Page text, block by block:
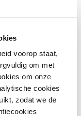
voorop staat,
om met
om onze
cookies
zodat we de